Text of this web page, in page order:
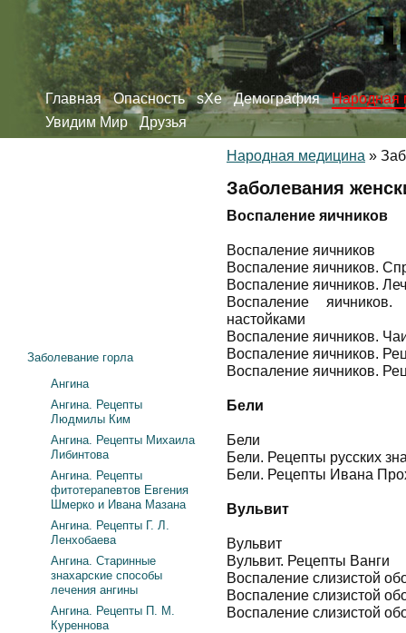
Главная Опасность sXe Демография
Народная
Увидим Мир
Друзья
Народная медицина »
Заболевания
Воспаление яичников
Воспаление яичников
Воспаление яичников.
Воспаление яичников.
Воспаление
настойками
Воспаление яичников.
Воспаление яичников.
Воспаление яичников.
Бели
Бели
Бели. Рецепты русских
Бели. Рецепты Ивана
Вульвит
Вульвит
Вульвит. Рецепты Ванги
Воспаление слизистой
Воспаление слизистой
Воспаление слизистой
Заболевание горла
Ангина
Ангина. Рецепты
Людмилы Ким
Ангина. Рецепты Михаила
Либинтова
Ангина. Рецепты
фитотерапевтов Евгения
Шмерко и Ивана Мазана
Ангина. Рецепты Г. Л.
Ленхобаева
Ангина. Старинные
знахарские способы
лечения ангины
Ангина. Рецепты П. М.
Куреннова